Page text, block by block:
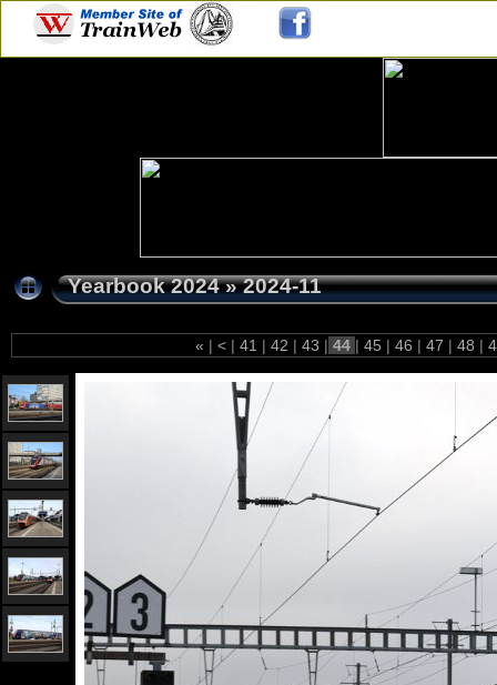
Yearbook 2024»2024-11
« | < | 41 | 42 | 43 | 44 | 45 | 46 | 47 | 48 |